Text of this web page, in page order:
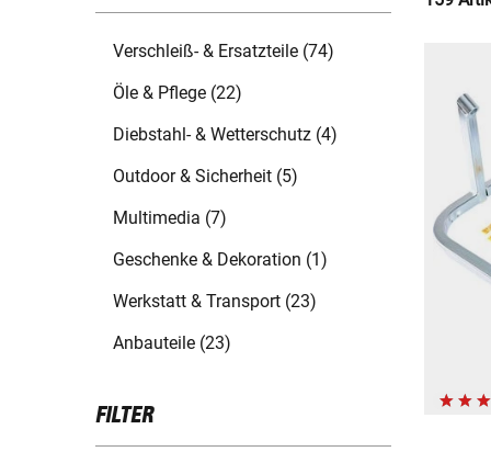
Verschleiß- & Ersatzteile (74)
Öle & Pflege (22)
Diebstahl- & Wetterschutz (4)
Outdoor & Sicherheit (5)
Multimedia (7)
Geschenke & Dekoration (1)
Werkstatt & Transport (23)
Anbauteile (23)
FILTER